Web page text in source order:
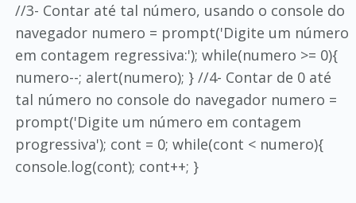
//3- Contar até tal número, usando o console do
navegador numero = prompt('Digite um número
em contagem regressiva:'); while(numero >= 0){
numero--; alert(numero); } //4- Contar de 0 até
tal número no console do navegador numero =
prompt('Digite um número em contagem
progressiva'); cont = 0; while(cont < numero){
console.log(cont); cont++; }